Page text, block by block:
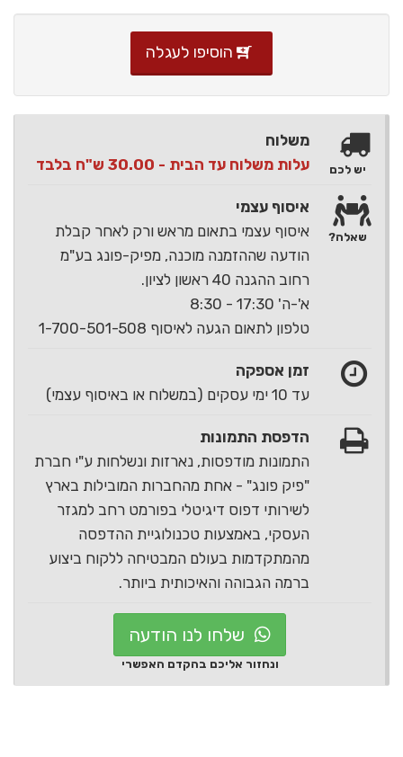
הוסיפו לעגלה
משלוח
עלות משלוח עד הבית - 30.00 ש"ח בלבד
איסוף עצמי
איסוף עצמי בתאום מראש ורק לאחר קבלת
הודעה שההזמנה מוכנה, מפיק-פונג בע"מ
רחוב ההגנה 40 ראשון לציון.
א'-ה' 17:30 - 8:30
טלפון לתאום הגעה לאיסוף 1-700-501-508
זמן אספקה
עד 10 ימי עסקים (במשלוח או באיסוף עצמי)
הדפסת התמונות
התמונות מודפסות, נארזות ונשלחות ע"י חברת
"פיק פונג" - אחת מהחברות המובילות בארץ
לשירותי דפוס דיגיטלי בפורמט רחב למגזר
העסקי, באמצעות טכנולוגיית ההדפסה
מהמתקדמות בעולם המבטיחה ללקוח ביצוע
ברמה הגבוהה והאיכותית ביותר.
יש לכם
שאלה?
שלחו לנו הודעה
ונחזור אליכם בהקדם האפשרי